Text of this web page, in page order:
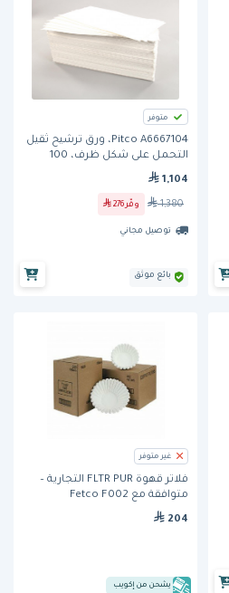
متوفر
Pitco A6667104، ورق ترشيح ثقيل
التحمل على شكل ظرف، 100
بوصة
1,104
1,380 وفّر 276
توصيل مجاني
بائع موثق
غير متوفر
فلاتر قهوة FLTR PUR التجارية –
متوافقة مع Fetco F002
204
يشحن من إكويب